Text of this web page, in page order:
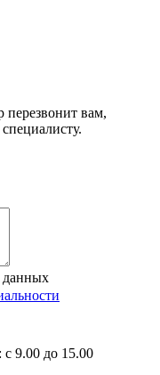
вам,
данных
9.00 до 15.00